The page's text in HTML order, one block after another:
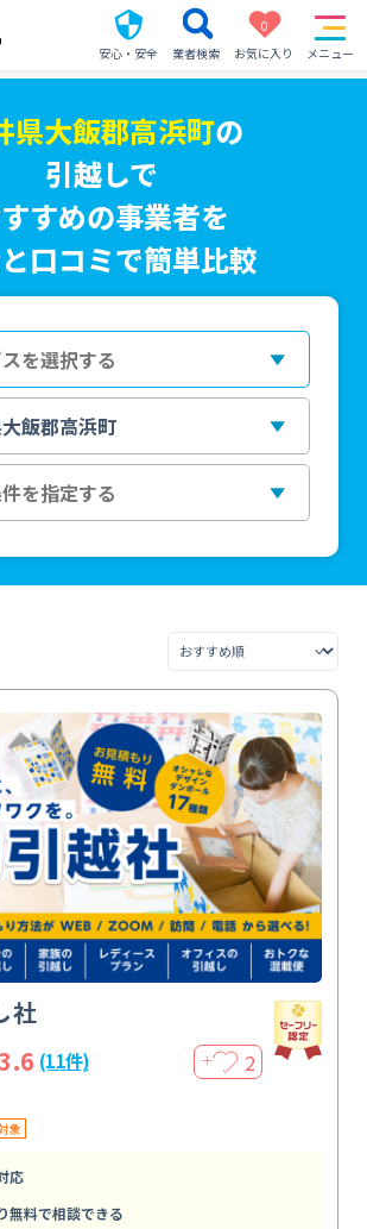
安心・安全 業者検索
0
お気に入り
メニュー
県大飯郡高浜町の
引越しで
すめの事業者を
口コミで簡単比較
社
(11件) ＋ 2
象
応
無料で相談できる